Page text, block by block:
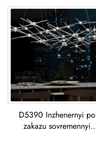
D5390 Inzhenernyi po
zakazu sovremennyi